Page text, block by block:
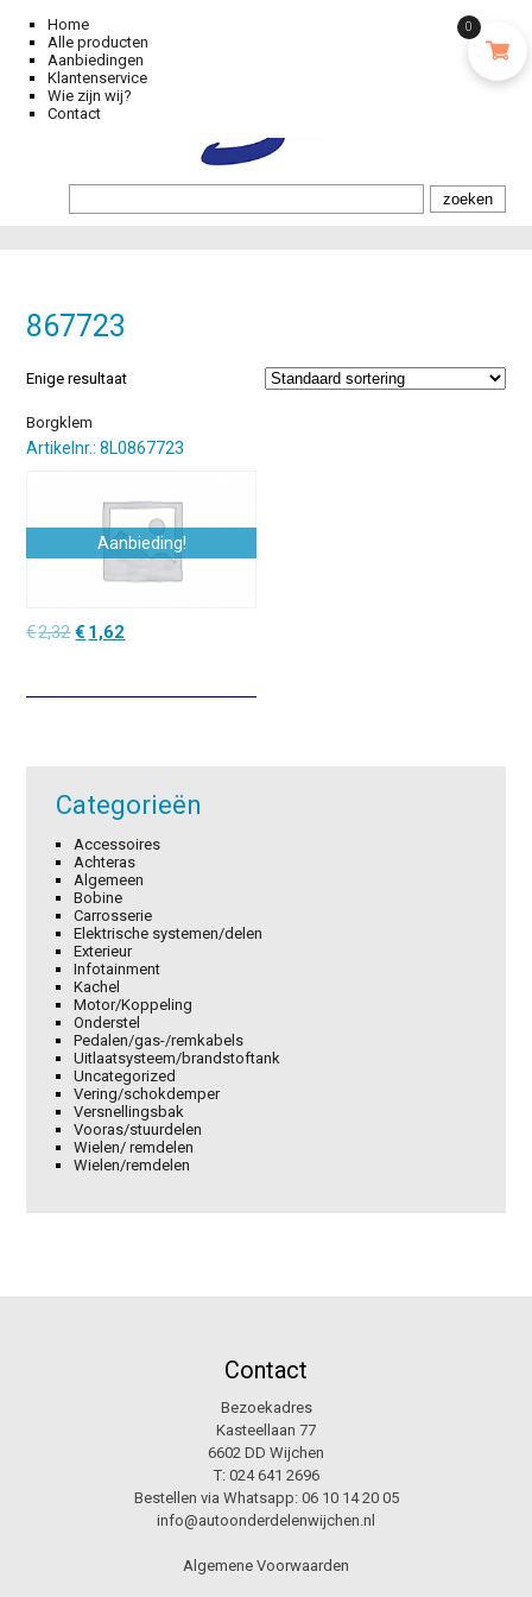
Home
Alle producten
Aanbiedingen
Klantenservice
Wie zijn wij?
Contact
867723
Enige resultaat
Borgklem
Artikelnr.: 8L0867723
Aanbieding!
€2,32Oorspronkelijke
€2,32.
€ 1,62
€1,62.
Categorieën
Accessoires
Achteras
Algemeen
Bobine
Carrosserie
Elektrische systemen/delen
Exterieur
Infotainment
Kachel
Motor/Koppeling
Onderstel
Pedalen/gas-/remkabels
Uitlaatsysteem/brandstoftank
Uncategorized
Vering/schokdemper
Versnellingsbak
Vooras/stuurdelen
Wielen/ remdelen
Wielen/remdelen
Contact
Bezoekadres
Kasteellaan 77
6602 DD Wijchen
T: 024 641 2696
Bestellen via Whatsapp: 06 10 14 20 05
info@autoonderdelenwijchen.nl
Algemene Voorwaarden
0